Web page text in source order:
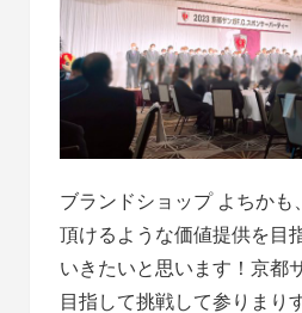
ブランドショップ よちかも
頂けるような価値提供を目
いきたいと思います！京都
目指して挑戦して参りまり